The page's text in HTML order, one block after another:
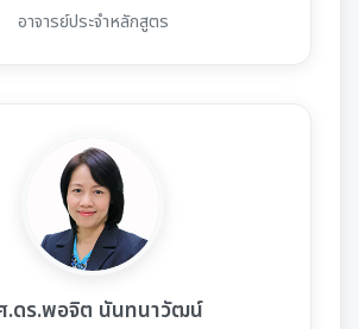
อาจารย์ประจำหลักสูตร
.ดร.พอจิต นันทนาวัฒน์